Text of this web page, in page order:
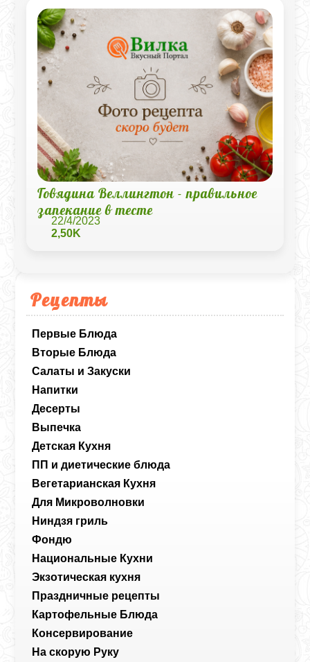
Рецепты
Первые Блюда
Вторые Блюда
Салаты и Закуски
Напитки
Десерты
Выпечка
Детская Кухня
ПП и диетические блюда
Вегетарианская Кухня
Для Микроволновки
Ниндзя гриль
Фондю
Национальные Кухни
Экзотическая кухня
Праздничные рецепты
Картофельные Блюда
Консервирование
На скорую Руку
Говядина Веллингтон - правильное
запекание в тесте
22/4/2023
2,50K